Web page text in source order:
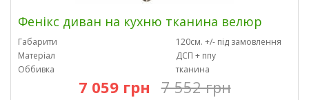
Фенікс диван на кухню тканина велюр
Габарити
120см. +/- під замовлення
Матеріал
ДСП + ппу
Оббивка
тканина
7 059 грн 7 552 грн